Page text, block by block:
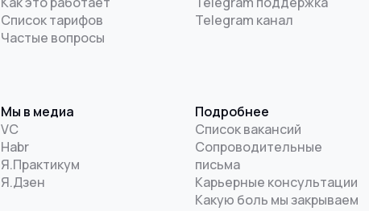
Список тарифов
Частые вопросы
Telegram канал
Мы в медиа
VC
Habr
Я.Практикум
Я.Дзен
Подробнее
Список вакансий
Сопроводительные
письма
Карьерные консультации
Какую боль мы закрываем